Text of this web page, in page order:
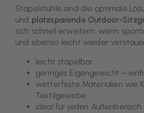
Stapelstühle sind die optimale
und platzsparende Outdoor-
sich schnell erweitern, wenn
und ebenso leicht wieder
leicht stapelbar
geringes Eigengewicht –
wetterfeste Materialien wie
Textilgewebe
ideal für jeden Außenbereich